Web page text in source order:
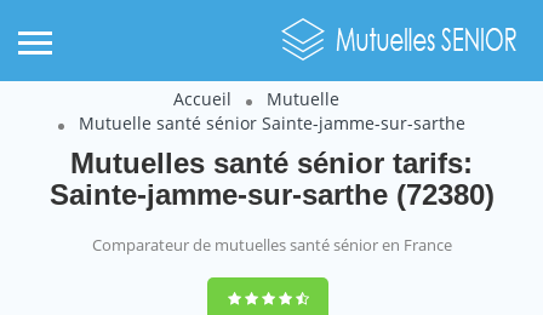
Accueil
Mutuelle
Mutuelle santé sénior Sainte-jamme-sur-sarthe
Mutuelles santé sénior tarifs:
Sainte-jamme-sur-sarthe (72380)
Comparateur de mutuelles santé sénior en France